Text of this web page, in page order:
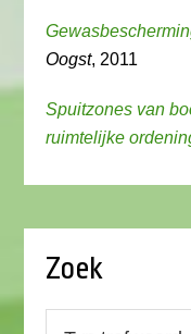
Oogst, 2011
Spuitzones van
ruimtelijke
Zoek